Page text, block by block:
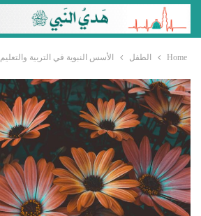
Home الطفل الأسس النبوية في التربية والتعليم